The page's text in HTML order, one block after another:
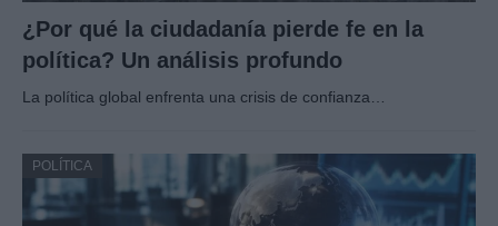
¿Por qué la ciudadanía pierde fe en la
política? Un análisis profundo
La política global enfrenta una crisis de confianza…
POLÍTICA